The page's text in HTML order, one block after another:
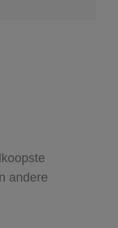
andere